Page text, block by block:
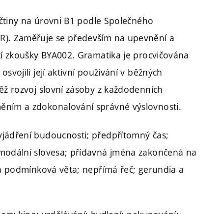
na úrovni B1 podle Společného
Zaměřuje se především na upevnění a
BYA002. Gramatika je procvičována
její aktivní používání v běžných
rozvoj slovní zásoby z každodenních
a zdokonalování správné výslovnosti.
budoucnosti; předpřítomný čas;
slovesa; přídavná jména zakončená na
věta; nepřímá řeč; gerundia a